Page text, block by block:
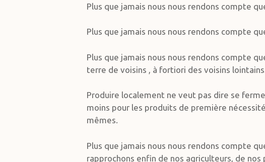
Plus que jamais nous nous rendons compte
Plus que jamais nous nous rendons compte
Plus que jamais nous nous rendons compte
terre de voisins , à fortiori des voisins lointains.
Produire localement ne veut pas dire se
moins pour les produits de première
mêmes.
Plus que jamais nous nous rendons compte
rapprochons enfin de nos agriculteurs, de nos